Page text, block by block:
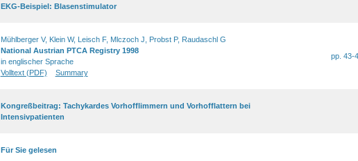
EKG-Beispiel: Blasenstimulator
Mühlberger V, Klein W, Leisch F, Mlczoch J, Probst P, Raudaschl G
National Austrian PTCA Registry 1998
in englischer Sprache
Volltext (PDF)
Summary
pp. 43-
Kongreßbeitrag: Tachykardes Vorhofflimmern und Vorhofflattern bei
Intensivpatienten
Für Sie gelesen